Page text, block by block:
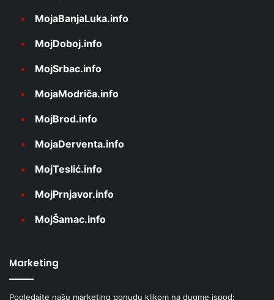
MojaBanjaLuka.info
MojDoboj.info
MojSrbac.info
MojaModriča.info
MojBrod.info
MojaDerventa.info
MojTeslić.info
MojPrnjavor.info
MojŠamac.info
Marketing
Pogledajte našu marketing ponudu klikom na dugme ispod: